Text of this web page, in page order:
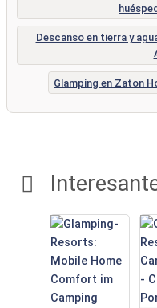
Descanso en tierra y
Glamping en Zaton